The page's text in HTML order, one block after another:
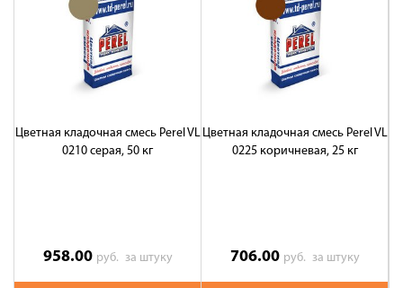
Цветная кладочная смесь Perel VL
0210 серая, 50 кг
958.00 руб. за штуку
Цветная кладочная смесь Perel VL
0225 коричневая, 25 кг
706.00 руб. за штуку